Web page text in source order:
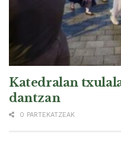
Katedralan
dantzan
0 PARTEKATZEAK